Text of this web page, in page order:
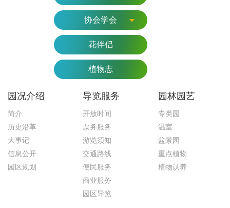
协会学会
花伴侣
植物志
园况介绍
简介
历史沿革
大事记
信息公开
园区规划
导览服务
开放时间
票务服务
游览须知
交通路线
便民服务
商业服务
园区导览
园林园艺
专类园
温室
盆景园
重点植物
植物认养